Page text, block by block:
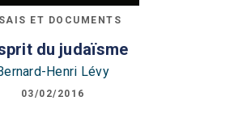
ET DOCUMENTS
du judaïsme
Henri Lévy
03/02/2016